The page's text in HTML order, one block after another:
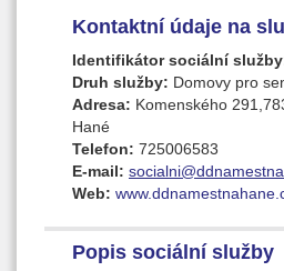
Kontaktní údaje na
Identifikátor sociální
Druh služby: Domovy pro
Adresa: Komenského
Hané
Telefon: 725006583
E-mail:
Web:
Popis sociální služby